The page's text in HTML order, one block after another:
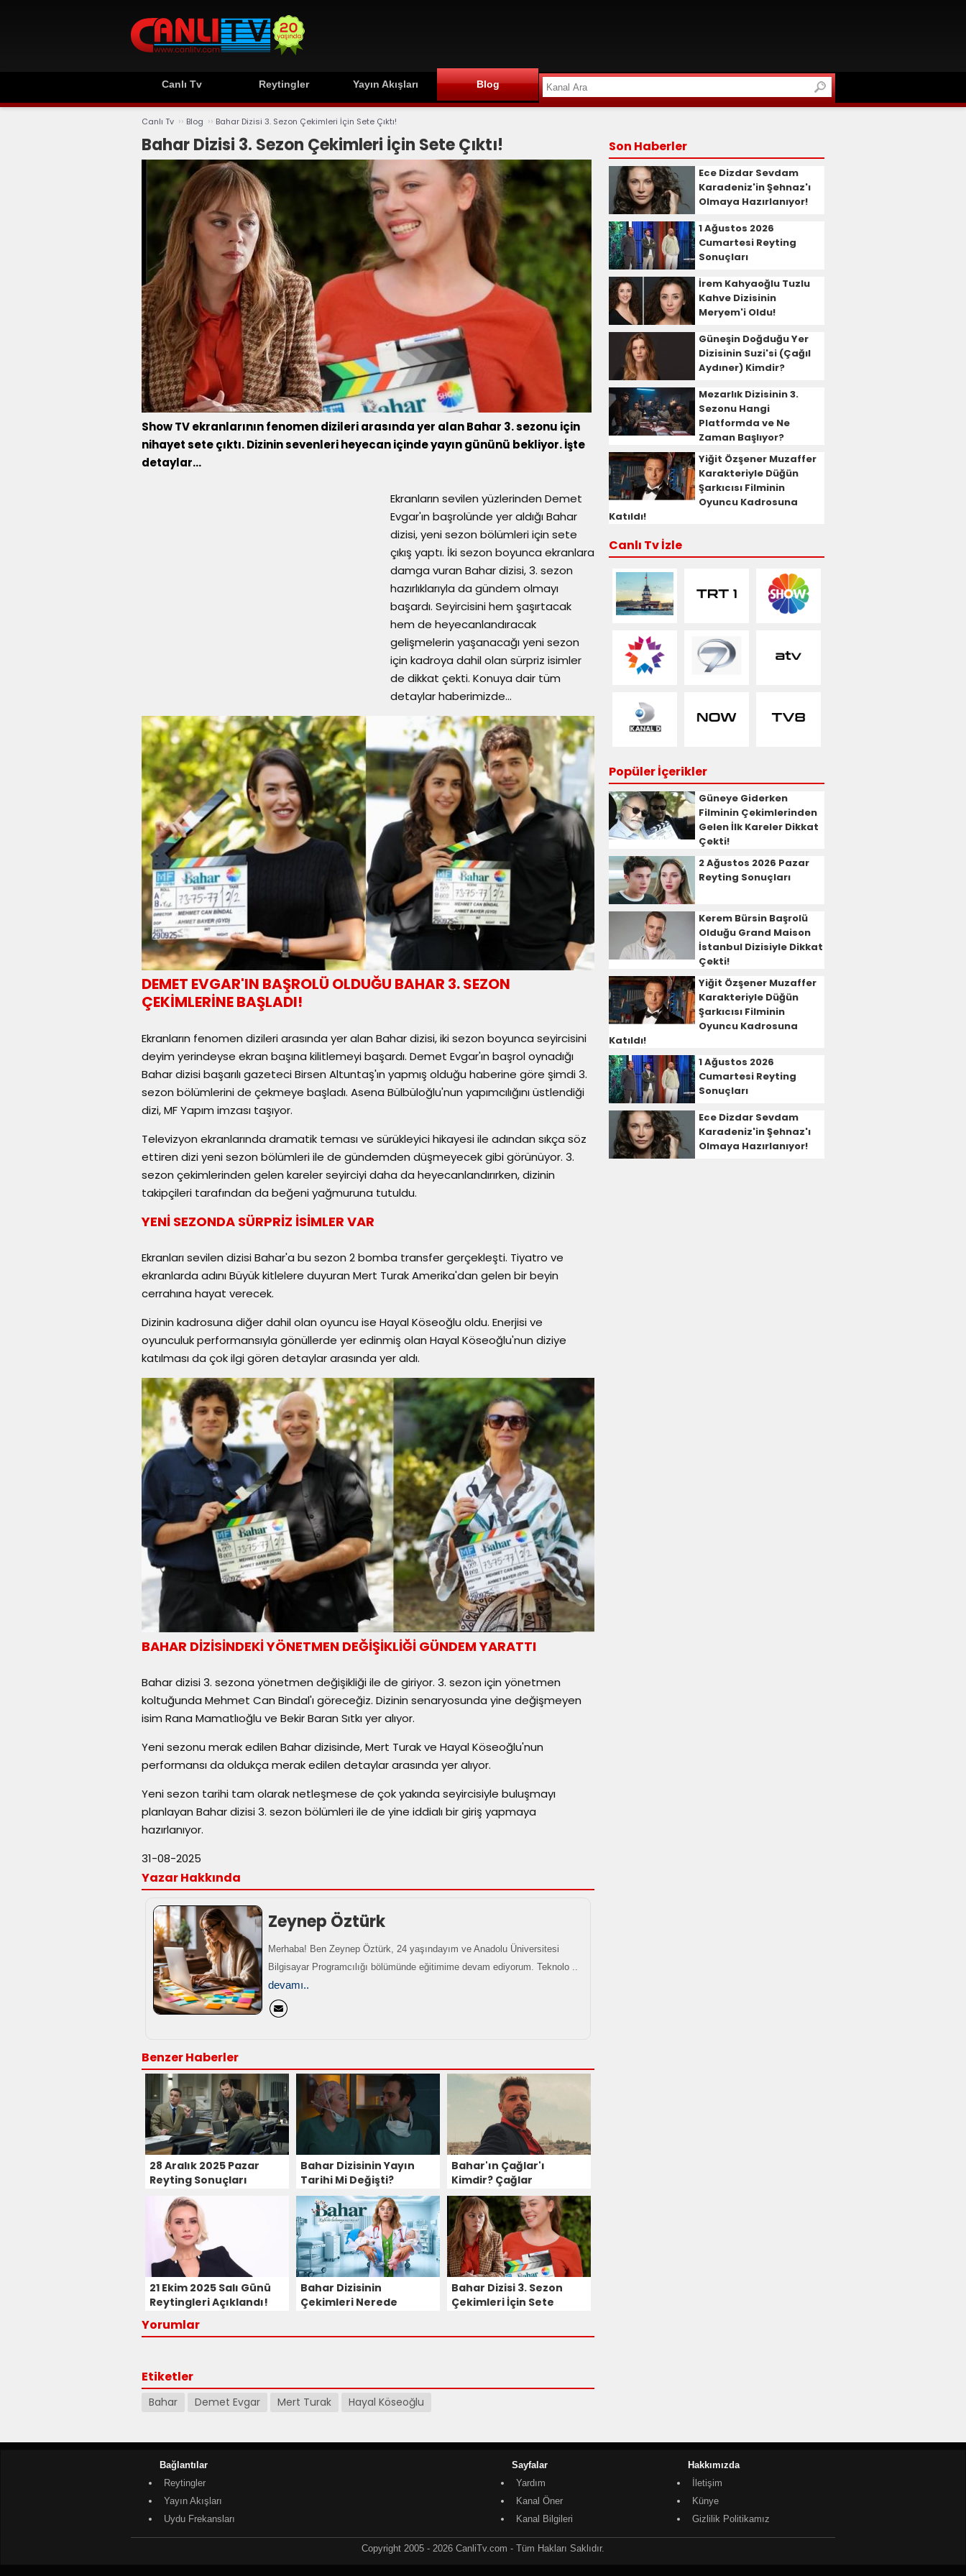
Canlı Tv Reytingler Yayın Akışları Blog
Canlı Tv ›› Blog ›› Bahar Dizisi 3. Sezon Çekimleri İçin Sete Çıktı!
Bahar Dizisi 3. Sezon Çekimleri İçin Sete Çıktı!
Show TV ekranlarının fenomen dizileri arasında yer alan Bahar 3. sezonu için
nihayet sete çıktı. Dizinin sevenleri heyecan içinde yayın gününü bekliyor. İşte
detaylar...
Ekranların sevilen yüzlerinden Demet
Evgar'ın başrolünde yer aldığı Bahar
dizisi, yeni sezon bölümleri için sete
çıkış yaptı. İki sezon boyunca ekranlara
damga vuran Bahar dizisi, 3. sezon
hazırlıklarıyla da gündem olmayı
başardı. Seyircisini hem şaşırtacak
hem de heyecanlandıracak
gelişmelerin yaşanacağı yeni sezon
için kadroya dahil olan sürpriz isimler
de dikkat çekti. Konuya dair tüm
detaylar haberimizde...
DEMET EVGAR'IN BAŞROLÜ OLDUĞU BAHAR 3. SEZON
ÇEKİMLERİNE BAŞLADI!
Ekranların fenomen dizileri arasında yer alan Bahar dizisi, iki sezon boyunca seyircisini
deyim yerindeyse ekran başına kilitlemeyi başardı. Demet Evgar'ın başrol oynadığı
Bahar dizisi başarılı gazeteci Birsen Altuntaş'ın yapmış olduğu haberine göre şimdi 3.
sezon bölümlerini de çekmeye başladı. Asena Bülbüloğlu'nun yapımcılığını üstlendiği
dizi, MF Yapım imzası taşıyor.
Televizyon ekranlarında dramatik teması ve sürükleyici hikayesi ile adından sıkça söz
ettiren dizi yeni sezon bölümleri ile de gündemden düşmeyecek gibi görünüyor. 3.
sezon çekimlerinden gelen kareler seyirciyi daha da heyecanlandırırken, dizinin
takipçileri tarafından da beğeni yağmuruna tutuldu.
YENİ SEZONDA SÜRPRİZ İSİMLER VAR
Ekranları sevilen dizisi Bahar'a bu sezon 2 bomba transfer gerçekleşti. Tiyatro ve
ekranlarda adını Büyük kitlelere duyuran Mert Turak Amerika'dan gelen bir beyin
cerrahına hayat verecek.
Dizinin kadrosuna diğer dahil olan oyuncu ise Hayal Köseoğlu oldu. Enerjisi ve
oyunculuk performansıyla gönüllerde yer edinmiş olan Hayal Köseoğlu'nun diziye
katılması da çok ilgi gören detaylar arasında yer aldı.
BAHAR DİZİSİNDEKİ YÖNETMEN DEĞİŞİKLİĞİ GÜNDEM YARATTI
Bahar dizisi 3. sezona yönetmen değişikliği ile de giriyor. 3. sezon için yönetmen
koltuğunda Mehmet Can Bindal'ı göreceğiz. Dizinin senaryosunda yine değişmeyen
isim Rana Mamatlıoğlu ve Bekir Baran Sıtkı yer alıyor.
Yeni sezonu merak edilen Bahar dizisinde, Mert Turak ve Hayal Köseoğlu'nun
performansı da oldukça merak edilen detaylar arasında yer alıyor.
Yeni sezon tarihi tam olarak netleşmese de çok yakında seyircisiyle buluşmayı
planlayan Bahar dizisi 3. sezon bölümleri ile de yine iddialı bir giriş yapmaya
hazırlanıyor.
31-08-2025
Yazar Hakkında
Zeynep Öztürk
Merhaba! Ben Zeynep Öztürk, 24 yaşındayım ve Anadolu Üniversitesi
Bilgisayar Programcılığı bölümünde eğitimime devam ediyorum. Teknolo ..
devamı..
Benzer Haberler
28 Aralık 2025 Pazar
Reyting Sonuçları
Bahar Dizisinin Yayın
Tarihi Mi Değişti?
Bahar'ın Çağlar'ı
Kimdir? Çağlar
Dengeleri Değiştirecek!
21 Ekim 2025 Salı Günü
Reytingleri Açıklandı!
Sürpriz Atak Geldi!
Bahar Dizisinin
Çekimleri Nerede
Bahar Dizisi 3. Sezon
Çekimleri İçin Sete
Yorumlar
Etiketler
Bahar Demet Evgar Mert Turak Hayal Köseoğlu
Son Haberler
Ece Dizdar Sevdam
Karadeniz'in Şehnaz'ı
Olmaya Hazırlanıyor!
1 Ağustos 2026
Cumartesi Reyting
Sonuçları
İrem Kahyaoğlu Tuzlu
Kahve Dizisinin
Meryem'i Oldu!
Güneşin Doğduğu Yer
Dizisinin Suzi'si (Çağıl
Aydıner) Kimdir?
Mezarlık Dizisinin 3.
Sezonu Hangi
Platformda ve Ne
Zaman Başlıyor?
Yiğit Özşener Muzaffer
Karakteriyle Düğün
Şarkıcısı Filminin
Oyuncu Kadrosuna
Katıldı!
Canlı Tv İzle
Popüler İçerikler
Güneye Giderken
Filminin Çekimlerinden
Gelen İlk Kareler Dikkat
Çekti!
2 Ağustos 2026 Pazar
Reyting Sonuçları
Kerem Bürsin Başrolü
Olduğu Grand Maison
İstanbul Dizisiyle Dikkat
Çekti!
Yiğit Özşener Muzaffer
Karakteriyle Düğün
Şarkıcısı Filminin
Oyuncu Kadrosuna
Katıldı!
1 Ağustos 2026
Cumartesi Reyting
Sonuçları
Ece Dizdar Sevdam
Karadeniz'in Şehnaz'ı
Olmaya Hazırlanıyor!
Bağlantılar
Reytingler
Yayın Akışları
Uydu Frekansları
Sayfalar
Yardım
Kanal Öner
Kanal Bilgileri
Hakkımızda
İletişim
Künye
Gizlilik Politikamız
Copyright 2005 - 2026 CanliTv.com - Tüm Hakları Saklıdır.